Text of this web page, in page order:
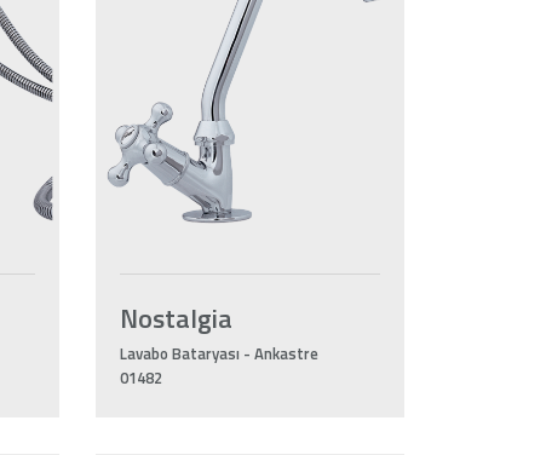
Nostalgia
Lavabo Bataryası - Ankastre
01482